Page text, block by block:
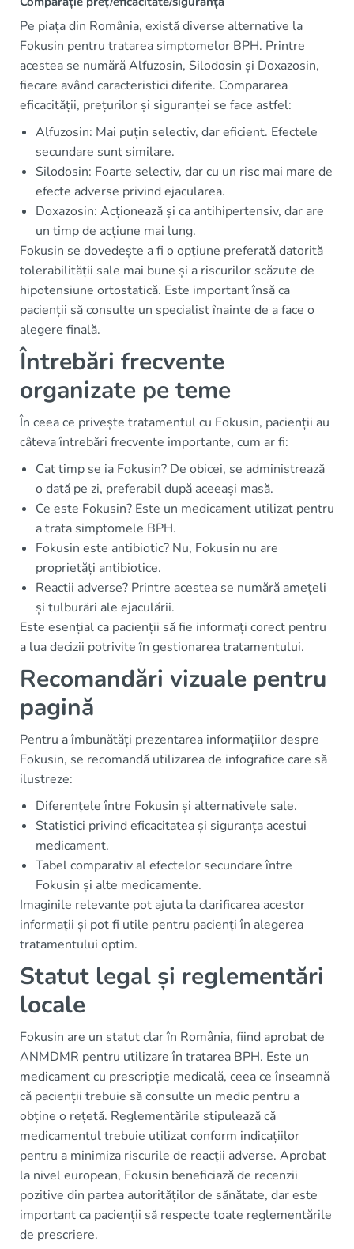
Pe piața din România, există diverse alternative la
Fokusin pentru tratarea simptomelor BPH. Printre
acestea se numără Alfuzosin, Silodosin și Doxazosin,
fiecare având caracteristici diferite. Compararea
eficacității, prețurilor și siguranței se face astfel:
Alfuzosin: Mai puțin selectiv, dar eficient. Efectele
secundare sunt similare.
Silodosin: Foarte selectiv, dar cu un risc mai mare de
efecte adverse privind ejacularea.
Doxazosin: Acționează și ca antihipertensiv, dar are
un timp de acțiune mai lung.
Fokusin se dovedește a fi o opțiune preferată datorită
tolerabilității sale mai bune și a riscurilor scăzute de
hipotensiune ortostatică. Este important însă ca
pacienții să consulte un specialist înainte de a face o
alegere finală.
Întrebări frecvente
organizate pe teme
În ceea ce privește tratamentul cu Fokusin, pacienții au
câteva întrebări frecvente importante, cum ar fi:
Cat timp se ia Fokusin? De obicei, se administrează
o dată pe zi, preferabil după aceeași masă.
Ce este Fokusin? Este un medicament utilizat pentru
a trata simptomele BPH.
Fokusin este antibiotic? Nu, Fokusin nu are
proprietăți antibiotice.
Reactii adverse? Printre acestea se numără amețeli
și tulburări ale ejaculării.
Este esențial ca pacienții să fie informați corect pentru
a lua decizii potrivite în gestionarea tratamentului.
Recomandări vizuale pentru
pagină
Pentru a îmbunătăți prezentarea informațiilor despre
Fokusin, se recomandă utilizarea de infografice care să
ilustreze:
Diferențele între Fokusin și alternativele sale.
Statistici privind eficacitatea și siguranța acestui
medicament.
Tabel comparativ al efectelor secundare între
Fokusin și alte medicamente.
Imaginile relevante pot ajuta la clarificarea acestor
informații și pot fi utile pentru pacienți în alegerea
tratamentului optim.
Statut legal și reglementări
locale
Fokusin are un statut clar în România, fiind aprobat de
ANMDMR pentru utilizare în tratarea BPH. Este un
medicament cu prescripție medicală, ceea ce înseamnă
că pacienții trebuie să consulte un medic pentru a
obține o rețetă. Reglementările stipulează că
medicamentul trebuie utilizat conform indicațiilor
pentru a minimiza riscurile de reacții adverse. Aprobat
la nivel european, Fokusin beneficiază de recenzii
pozitive din partea autorităților de sănătate, dar este
important ca pacienții să respecte toate reglementările
de prescriere.